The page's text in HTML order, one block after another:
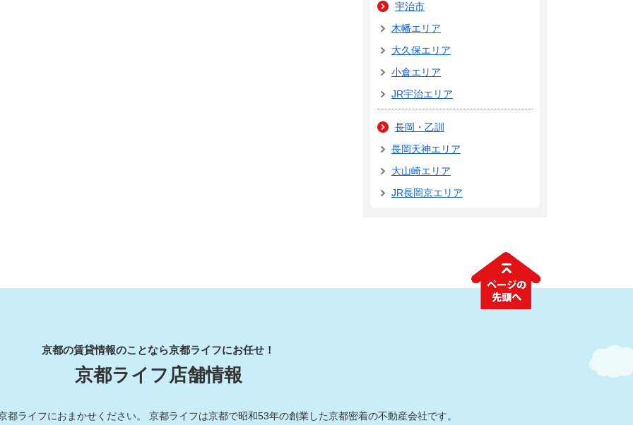
宇治市
木幡エリア
大久保エリア
小倉エリア
JR宇治エリア
長岡・乙訓
長岡天神エリア
大山崎エリア
JR長岡京エリア
京都の賃貸情報のことなら京都ライフにお任せ！
京都ライフ店舗情報
都ライフにおまかせください。 京都ライフは京都で昭和53年の創業した京都密着の不動産会社です。